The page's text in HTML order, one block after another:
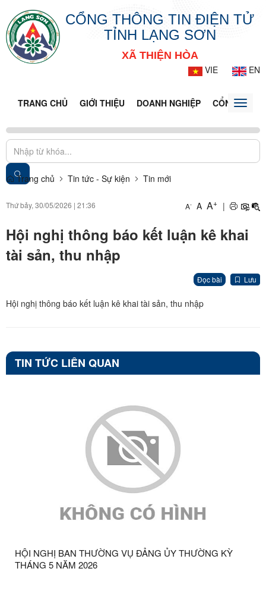
CỔNG THÔNG TIN ĐIỆN TỬ
TỈNH LẠNG SƠN
XÃ THIỆN HÒA
VIE
EN
TRANG CHỦ GIỚI THIỆU DOANH NGHIỆP CỔNG DỊCH
Toggle
Trang chủ Tin tức - Sự kiện Tin mới
Thứ bảy, 30/05/2026 | 21:36 A- A A+ |
Hội nghị thông báo kết luận kê khai
tài sản, thu nhập
Đọc bài Lưu
Hội nghị thông báo kết luận kê khai tài sản, thu nhập
TIN TỨC LIÊN QUAN
HỘI NGHỊ BAN THƯỜNG VỤ ĐẢNG ỦY THƯỜNG KỲ
THÁNG 5 NĂM 2026